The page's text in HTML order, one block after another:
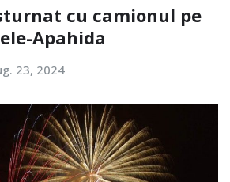
cu camionul pe
Apahida
23, 2024